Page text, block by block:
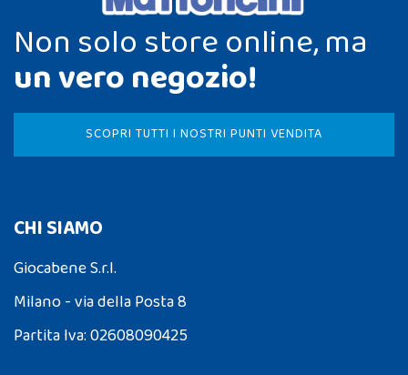
Non solo store online, ma
un vero negozio!
SCOPRI TUTTI I NOSTRI PUNTI VENDITA
CHI SIAMO
Giocabene S.r.l.
Milano - via della Posta 8
Partita Iva: 02608090425